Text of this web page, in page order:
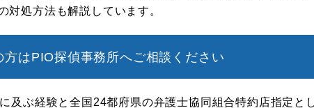
対処方法も解説しています。
はPIO探偵事務所へご相談ください
及ぶ経験と全国24都府県の弁護士協同組合特約店指定と